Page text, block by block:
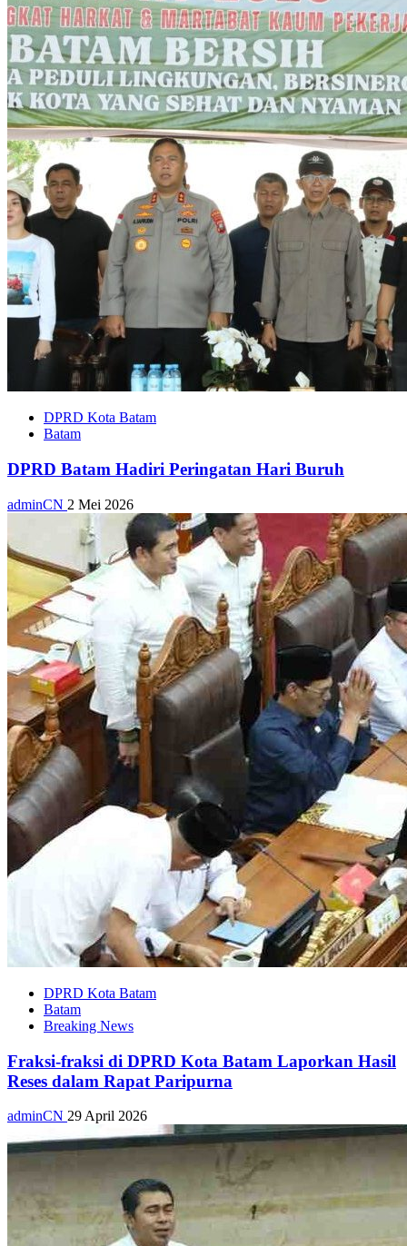
DPRD Kota Batam
Batam
DPRD Batam Hadiri Peringatan Hari Buruh
adminCN 2 Mei 2026
DPRD Kota Batam
Batam
Breaking News
Fraksi-fraksi di DPRD Kota Batam Laporkan Hasil
Reses dalam Rapat Paripurna
adminCN 29 April 2026